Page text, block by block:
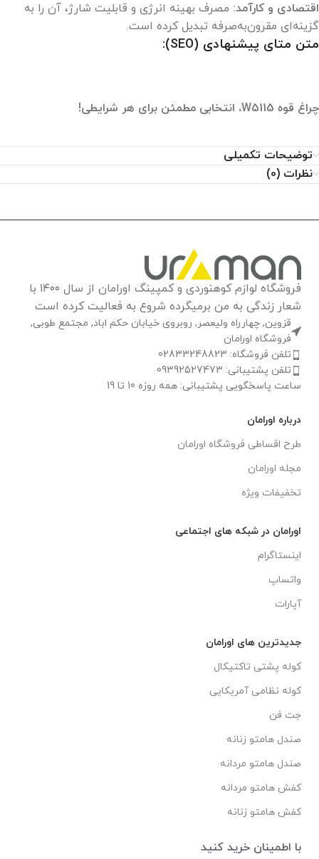
اقتصادی و کارآمد: مصرف بهینه انرژی و قابلیت شارژ، آن را به
گزینه‌ای مقرون‌به‌صرفه تبدیل کرده است.
متن متای پیشنهادی (SEO):
چراغ قوه W5115، انتخابی مطمئن برای هر شرایطی!
توضیحات تکمیلی
نظرات (0)
فروشگاه لوازم کوهنوردی و کمپینگ اورامان از سال ۱۴۰۰ با
شعار زندگی به من برمیگرده شروع به فعالیت کرده است
قزوین, چهارراه ولیعصر, روبروی خیابان حکم اباد, مجتمع طوبی,
فروشگاه اورامان
تلفن فروشگاه: 02833248823
تلفن پشتیبانی: 09392527473
ساعت پاسخگویی پشتیبانی: همه روزه 10 تا 19
درباره اورامان
طرح اقساطی فروشگاه اورامان
مجله اورامان
تخفیفات ویژه
اورامان در شبکه های اجتماعی
اینستاگرام
واتساپ
آپارات
جدیدترین های اورامان
کوله پشتی تاکتیکال
کوله نظامی آمریکایی
جت فن
صندل هامتو زنانه
صندل هامتو مردانه
کفش هامتو مردانه
کفش هامتو زنانه
با اطمینان خرید کنید